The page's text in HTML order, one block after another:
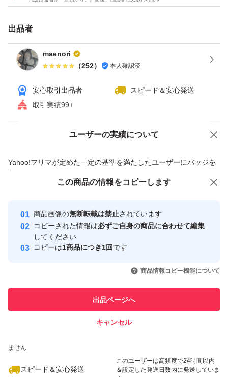
出品者
maenori
（252） 本人確認済
安心取引出品者
スピード＆安心発送
取引実績99+
ユーザーの実績について
Yahoo!フリマが定めた一定の基準を満たしたユーザーにバッジを
付与しています
安心取引出品者
心・安全なユーザーです
取引実績
引を完了させた実績があります
での取引実績があります
ません
スピード＆安心発送
このユーザーは高頻度で24時間以内
＆設定した発送日数内に発送していま
価格の相談 商品への質問
この商品の情報をコピーします
商品画像の無断転載は禁止されています
コピーされた情報は必ずご自身の商品に合わせて編集
してください
コピーは1商品につき1回です
商品情報コピー機能について
出品ページへ
キャンセル
この商品をみている人にオススメ